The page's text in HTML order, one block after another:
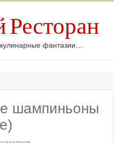
фантазии…
шампиньоны